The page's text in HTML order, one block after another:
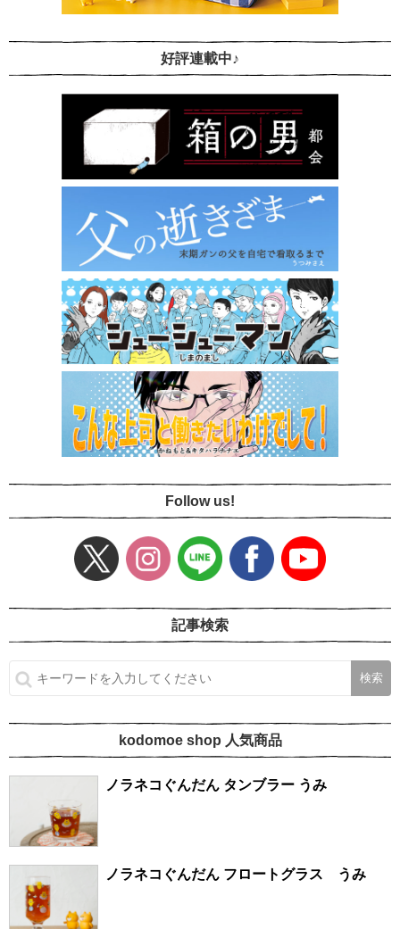
好評連載中♪
Follow us!
記事検索
kodomoe shop 人気商品
ノラネコぐんだん タンブラー うみ
ノラネコぐんだん フロートグラス うみ